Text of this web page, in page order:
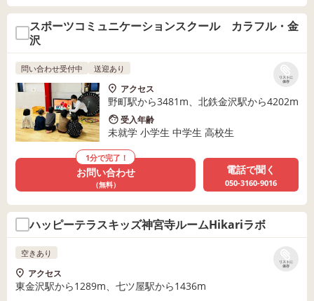
スポーツコミュニケーションスクール カラフル・金
沢
リストに
保存
問い合わせ受付中 送迎あり
アクセス
野町駅から3481m、北鉄金沢駅から4202m
受入年齢
未就学 小学生 中学生 高校生
1分で完了！
お問い合わせ
（無料）
電話で聞く
050-3160-9016
ハッピーテラスキッズ神宮寺ルームHikariラボ
リストに
保存
空きあり
アクセス
東金沢駅から1289m、七ツ屋駅から1436m